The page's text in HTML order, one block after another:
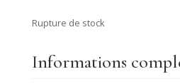
Rupture de stock
Informations